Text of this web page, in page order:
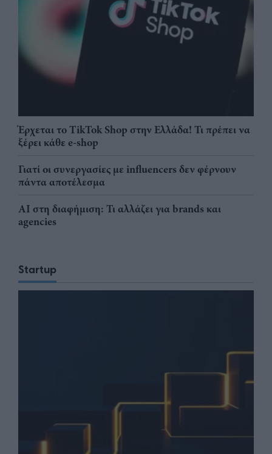
Έρχεται το TikTok Shop στην Ελλάδα! Τι πρέπει να
ξέρει κάθε e-shop
Γιατί οι συνεργασίες με influencers δεν φέρνουν
πάντα αποτέλεσμα
AI στη διαφήμιση: Τι αλλάζει για brands και
agencies
Startup